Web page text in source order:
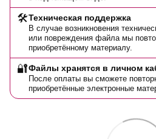
🛠️Техническая поддержка
В случае возникновения
или повреждения файла мы
приобретённому материалу.
🔐Файлы хранятся в личном
После оплаты вы сможете
приобретённые электронные